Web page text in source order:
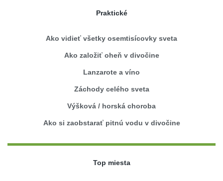
Praktické
Ako vidieť všetky osemtisícovky sveta
Ako založiť oheň v divočine
Lanzarote a víno
Záchody celého sveta
Výšková / horská choroba
Ako si zaobstarať pitnú vodu v divočine
Top miesta